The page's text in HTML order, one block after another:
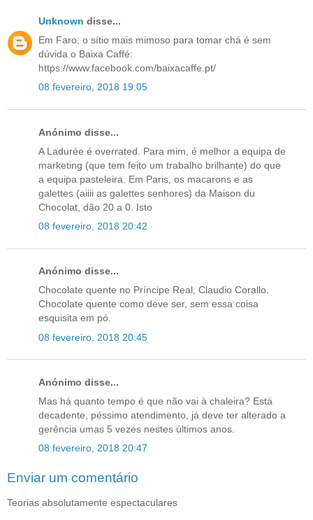
Unknown disse...
Em Faro, o sítio mais mimoso para tomar chá é sem
dúvida o Baixa Caffé:
https://www.facebook.com/baixacaffe.pt/
08 fevereiro, 2018 19:05
Anónimo disse...
A Ladurée é overrated. Para mim, é melhor a equipa de
marketing (que tem feito um trabalho brilhante) do que
a equipa pasteleira. Em Paris, os macarons e as
galettes (aiiii as galettes senhores) da Maison du
Chocolat, dão 20 a 0. Isto
08 fevereiro, 2018 20:42
Anónimo disse...
Chocolate quente no Príncipe Real, Claudio Corallo.
Chocolate quente como deve ser, sem essa coisa
esquisita em pó.
08 fevereiro, 2018 20:45
Anónimo disse...
Mas há quanto tempo é que não vai à chaleira? Está
decadente, péssimo atendimento, já deve ter alterado a
gerência umas 5 vezes nestes últimos anos.
08 fevereiro, 2018 20:47
Enviar um comentário
Teorias absolutamente espectaculares